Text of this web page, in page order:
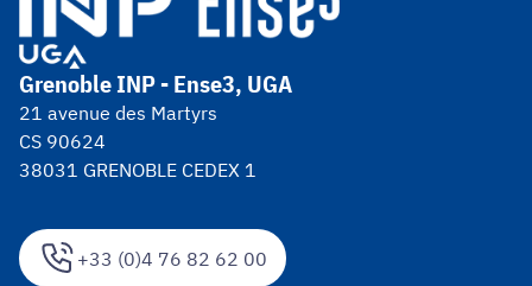
+33 (0)4 76 82 62 00
Grenoble INP - Ense3, UGA
21 avenue des Martyrs
CS 90624
38031 GRENOBLE CEDEX 1